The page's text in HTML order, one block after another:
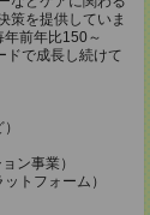
策を提供していま
前年比150～
ドで成長し続けて
ン事業）
トフォーム）